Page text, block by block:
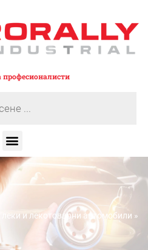
професионалисти
и лекотоварни автомобили »